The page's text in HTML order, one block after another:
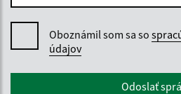
Oboznámil som sa so
údajov
Google reCaptcha ResponseOdoslať